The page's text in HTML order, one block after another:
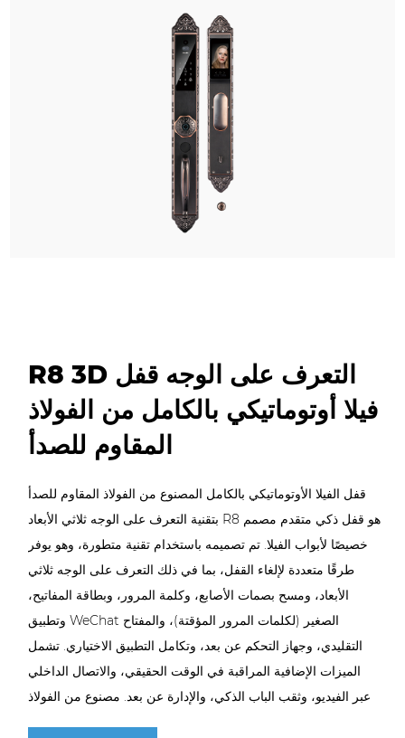
R8 3D التعرف على الوجه قفل
فيلا أوتوماتيكي بالكامل من الفولاذ
المقاوم للصدأ
قفل الفيلا الأوتوماتيكي بالكامل المصنوع من الفولاذ المقاوم للصدأ
بتقنية التعرف على الوجه ثلاثي الأبعاد R8 هو قفل ذكي متقدم مصمم
خصيصًا لأبواب الفيلا. تم تصميمه باستخدام تقنية متطورة، وهو يوفر
طرقًا متعددة لإلغاء القفل، بما في ذلك التعرف على الوجه ثلاثي
الأبعاد، ومسح بصمات الأصابع، وكلمة المرور، وبطاقة المفاتيح،
وتطبيق WeChat الصغير (لكلمات المرور المؤقتة)، والمفتاح
التقليدي، وجهاز التحكم عن بعد، وتكامل التطبيق الاختياري. تشمل
الميزات الإضافية المراقبة في الوقت الحقيقي، والاتصال الداخلي
عبر الفيديو، وثقب الباب الذكي، والإدارة عن بعد. مصنوع من الفولاذ